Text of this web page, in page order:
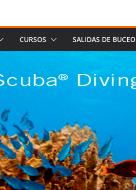
CURSOS SALIDAS DE BUCEO